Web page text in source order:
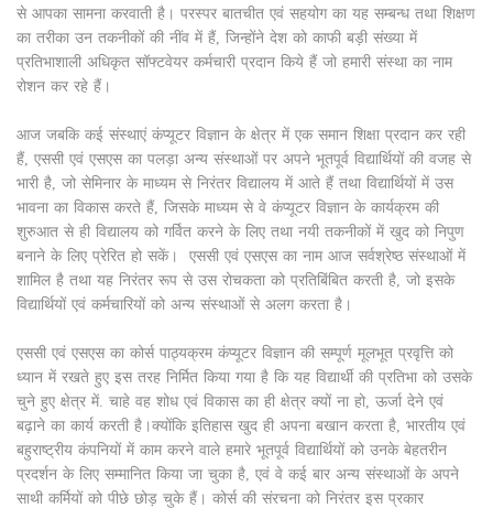
से आपका सामना करवाती है। परस्पर बातचीत एवं सहयोग का यह सम्बन्ध तथा शिक्षण
का तरीका उन तकनीकों की नींव में हैं, जिन्होंने देश को काफी बड़ी संख्या में
प्रतिभाशाली अधिकृत सॉफ्टवेयर कर्मचारी प्रदान किये हैं जो हमारी संस्था का नाम
रोशन कर रहे हैं।
आज जबकि कई संस्थाएं कंप्यूटर विज्ञान के क्षेत्र में एक समान शिक्षा प्रदान कर रही
हैं, एससी एवं एसएस का पलड़ा अन्य संस्थाओं पर अपने भूतपूर्व विद्यार्थियों की वजह से
भारी है, जो सेमिनार के माध्यम से निरंतर विद्यालय में आते हैं तथा विद्यार्थियों में उस
भावना का विकास करते हैं, जिसके माध्यम से वे कंप्यूटर विज्ञान के कार्यक्रम की
शुरुआत से ही विद्यालय को गर्वित करने के लिए तथा नयी तकनीकों में खुद को निपुण
बनाने के लिए प्रेरित हो सकें। एससी एवं एसएस का नाम आज सर्वश्रेष्ठ संस्थाओं में
शामिल है तथा यह निरंतर रूप से उस रोचकता को प्रतिबिंबित करती है, जो इसके
विद्यार्थियों एवं कर्मचारियों को अन्य संस्थाओं से अलग करता है।
एससी एवं एसएस का कोर्स पाठ्यक्रम कंप्यूटर विज्ञान की सम्पूर्ण मूलभूत प्रवृत्ति को
ध्यान में रखते हुए इस तरह निर्मित किया गया है कि यह विद्यार्थी की प्रतिभा को उसके
चुने हुए क्षेत्र में. चाहे वह शोध एवं विकास का ही क्षेत्र क्यों ना हो, ऊर्जा देने एवं
बढ़ाने का कार्य करती है।क्योंकि इतिहास खुद ही अपना बखान करता है, भारतीय एवं
बहुराष्ट्रीय कंपनियों में काम करने वाले हमारे भूतपूर्व विद्यार्थियों को उनके बेहतरीन
प्रदर्शन के लिए सम्मानित किया जा चुका है, एवं वे कई बार अन्य संस्थाओं के अपने
साथी कर्मियों को पीछे छोड़ चुके हैं। कोर्स की संरचना को निरंतर इस प्रकार